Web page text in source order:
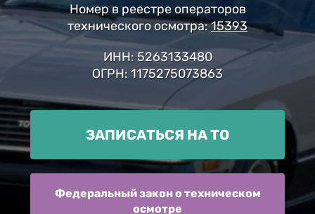
Номер в реестре операторов
технического осмотра:15393
ИНН: 5263133480
ОГРН: 1175275073863
ЗАПИСАТЬСЯ НА ТО
Федеральный закон о техническом
осмотре